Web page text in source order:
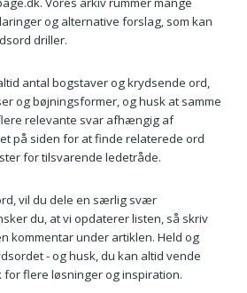
og alternative forslag, som kan
driller.
antal bogstaver og krydsende ord,
og bøjningsformer, og husk at samme
relevante svar afhængig af
på siden for at finde relaterede ord
for tilsvarende ledetråde.
vil du dele en særlig svær
du, at vi opdaterer listen, så skriv
kommentar under artiklen. Held og
- og husk, du kan altid vende
for flere løsninger og inspiration.